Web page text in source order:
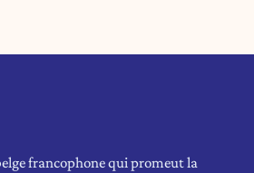
francophone qui promeut la